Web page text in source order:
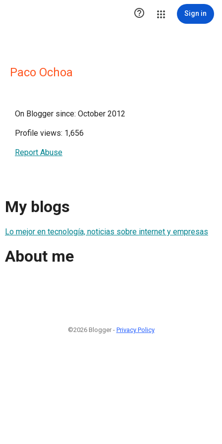
 Sign in
Paco Ochoa
On Blogger since: October 2012
Profile views: 1,656
Report Abuse
My blogs
Lo mejor en tecnología, noticias sobre internet y empresas
About me
©2026 Blogger - Privacy Policy